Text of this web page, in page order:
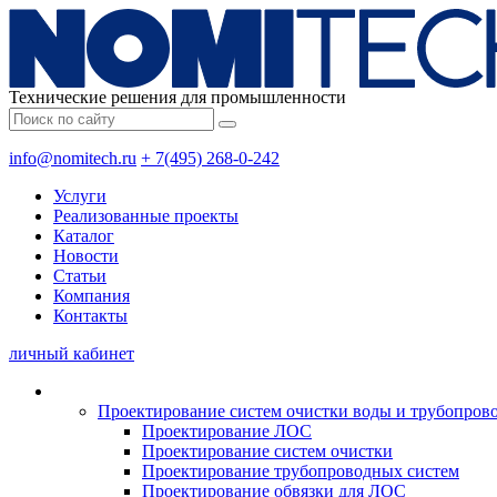
Технические решения для промышленности
info@nomitech.ru + 7(495) 268-0-242
Услуги
Реализованные проекты
Каталог
Новости
Статьи
Компания
Контакты
личный кабинет
Проектирование систем очистки воды и
Проектирование ЛОС
Проектирование систем очистки
Проектирование трубопроводных систем
Проектирование обвязки для ЛОС